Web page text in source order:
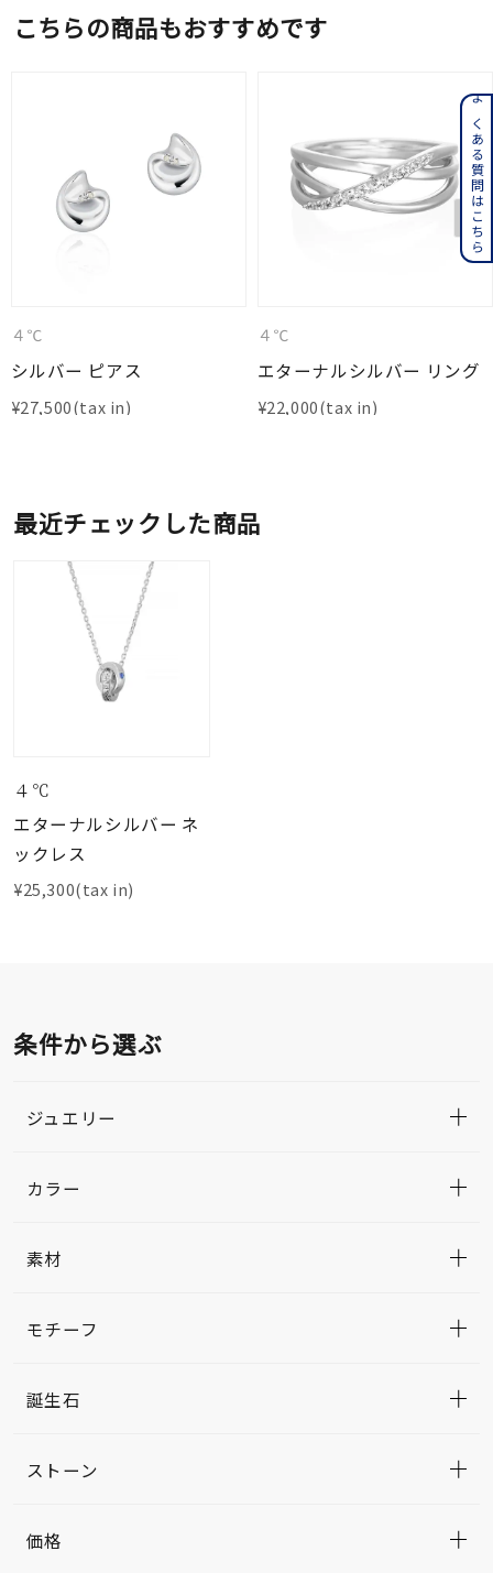
こちらの商品もおすすめです
４℃
シルバー ピアス
¥27,500
４℃
エターナルシルバー リング
¥22,000
最近チェックした商品
４℃
エターナルシルバー ネ
ックレス
¥25,300(tax in)
条件から選ぶ
ジュエリー
カラー
素材
モチーフ
誕生石
ストーン
価格
よくある質問はこちら